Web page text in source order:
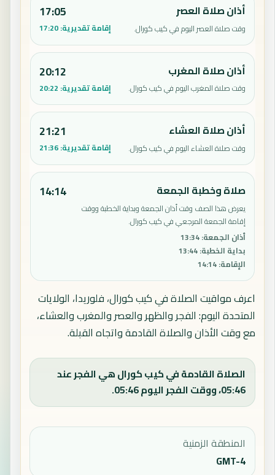
أذان صلاة العصر
وقت صلاة العصر اليوم في كيب كورال.
17:05
إقامة تقديرية:17:20
أذان صلاة المغرب
وقت صلاة المغرب اليوم في كيب كورال.
20:12
إقامة تقديرية: 20:22
أذان صلاة العشاء
وقت صلاة العشاء اليوم في كيب كورال.
21:21
إقامة تقديرية:21:36
صلاة وخطبة الجمعة
يعرض هذا الصف وقت أذان الجمعة وبداية الخطبة ووقت
إقامة الجمعة المرجعي في كيب كورال.
أذان الجمعة:
13:34
بداية الخطبة:
13:44
الإقامة:
14:14
14:14
اعرف مواقيت الصلاة في كيب كورال، فلوريدا، الولايات
المتحدة اليوم: الفجر والظهر والعصر والمغرب والعشاء،
مع وقت الأذان والصلاة القادمة واتجاه القبلة.
الصلاة القادمة في كيب كورال هي الفجر عند
05:46، ووقت الفجر اليوم 05:46.
المنطقة الزمنية
GMT-4